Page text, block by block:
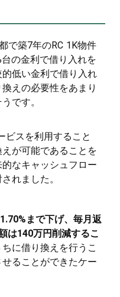
で築7年のRC 1K物件
の金利で借り入れを
低い金利で借り入れ
えの必要性をあまり
です。
ビスを利用すること
が可能であることを
なキャッシュフロー
れました。
まで下げ、毎月返
は140万円削減するこ
に借り換えを行うこ
ることができたケー